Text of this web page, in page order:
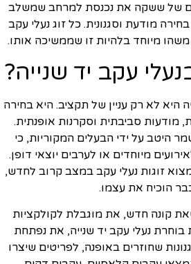
של ששקה את נכנסת למרחב שמשלב
בחירה מודעת וסגנונית. כל זוג נעלי עקב
משהו מיוחד בלהיות זו שממשיכה אותו.
עקב יד שנייה?
היא לא רק עניין של תקציב. היא בחירה
סביבתית וסקרנות אופנתית.
היטב על ידי הבעלים המקוריות, כי
מיוחדים או לערבים יוצאי דופן.
זוגות נעלי עקב במצב קרוב לחדש,
הוכיח את עצמו.
קונה חדש, את מוגבלת לקולקציות
בוחרת נעלי עקב יד שנייה, את נפתחת
שחוזרים באופנה, לפריטים שיצרו